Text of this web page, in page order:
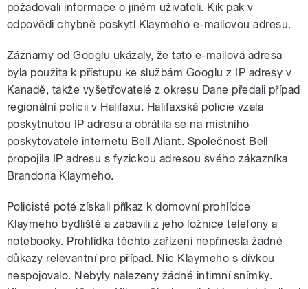
požadovali informace o jiném uživateli. Kik pak v
odpovědi chybně poskytl Klaymeho e-mailovou adresu.
Záznamy od Googlu ukázaly, že tato e-mailová adresa
byla použita k přístupu ke službám Googlu z IP adresy v
Kanadě, takže vyšetřovatelé z okresu Dane předali případ
regionální policii v Halifaxu. Halifaxská policie vzala
poskytnutou IP adresu a obrátila se na místního
poskytovatele internetu Bell Aliant. Společnost Bell
propojila IP adresu s fyzickou adresou svého zákazníka
Brandona Klaymeho.
Policisté poté získali příkaz k domovní prohlídce
Klaymeho bydliště a zabavili z jeho ložnice telefony a
notebooky. Prohlídka těchto zařízení nepřinesla žádné
důkazy relevantní pro případ. Nic Klaymeho s dívkou
nespojovalo. Nebyly nalezeny žádné intimní snímky.